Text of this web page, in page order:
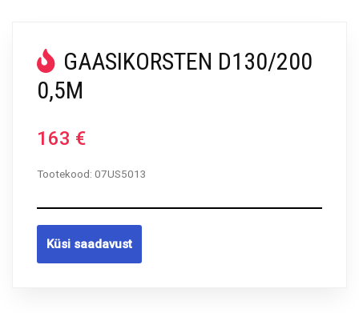
GAASIKORSTEN D130/200
0,5M
163 €
Tootekood: 07US5013
Küsi saadavust